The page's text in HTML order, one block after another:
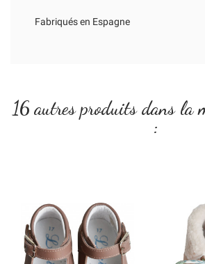
Fabriqués en Espagne
16 autres produits dans la
: